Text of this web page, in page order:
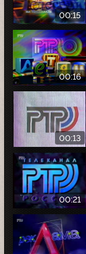
00:15
00:16
00:13
00:21